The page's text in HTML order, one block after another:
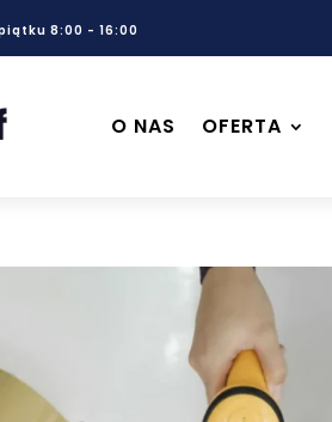
8:00 - 16:00
O NAS OFERTA